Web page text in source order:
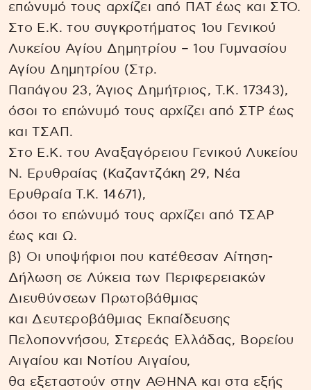
επώνυμό τους αρχίζει από ΠΑΤ έως και ΣΤΟ.
Στο Ε.Κ. του συγκροτήματος 1ου Γενικού
Λυκείου Αγίου Δημητρίου – 1ου Γυμνασίου
Αγίου Δημητρίου (Στρ.
Παπάγου 23, Άγιος Δημήτριος, Τ.Κ. 17343),
όσοι το επώνυμό τους αρχίζει από ΣΤΡ έως
και ΤΣΑΠ.
Στο Ε.Κ. του Αναξαγόρειου Γενικού Λυκείου
Ν. Ερυθραίας (Καζαντζάκη 29, Νέα
Ερυθραία Τ.Κ. 14671),
όσοι το επώνυμό τους αρχίζει από ΤΣΑΡ
έως και Ω.
β) Οι υποψήφιοι που κατέθεσαν Αίτηση-
Δήλωση σε Λύκεια των Περιφερειακών
Διευθύνσεων Πρωτοβάθμιας
και Δευτεροβάθμιας Εκπαίδευσης
Πελοποννήσου, Στερεάς Ελλάδας, Βορείου
Αιγαίου και Νοτίου Αιγαίου,
θα εξεταστούν στην ΑΘΗΝΑ και στα εξής